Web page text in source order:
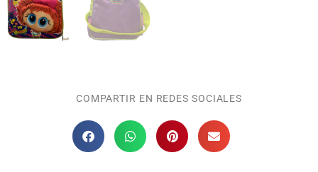
COMPARTIR EN REDES SOCIALES